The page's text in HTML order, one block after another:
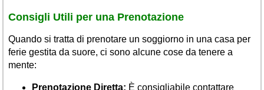
Consigli Utili per una Prenotazione
Quando si tratta di prenotare un soggiorno in una casa per
ferie gestita da suore, ci sono alcune cose da tenere a
mente:
Prenotazione Diretta: È consigliabile contattare